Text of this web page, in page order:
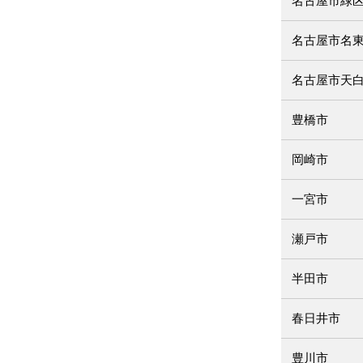
名古屋市名
名古屋市天
豊橋市
岡崎市
一宮市
瀬戸市
半田市
春日井市
豊川市